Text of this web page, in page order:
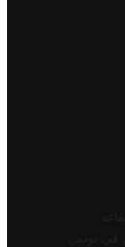
في تونس